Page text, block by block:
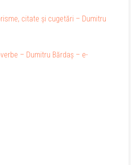
citate și cugetări – Dumitru
– Dumitru Bărdaș – e-